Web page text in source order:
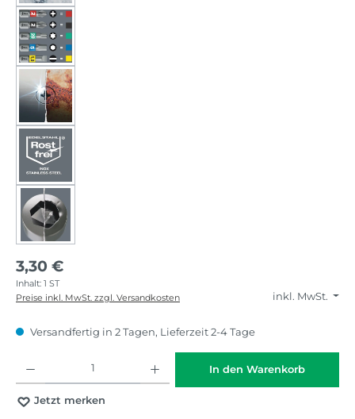
3,30 €
Inhalt: 1 ST
inkl. MwSt.
Preise inkl. MwSt. zzgl. Versandkosten
Versandfertig in 2 Tagen, Lieferzeit 2-4 Tage
In den Warenkorb
Jetzt merken